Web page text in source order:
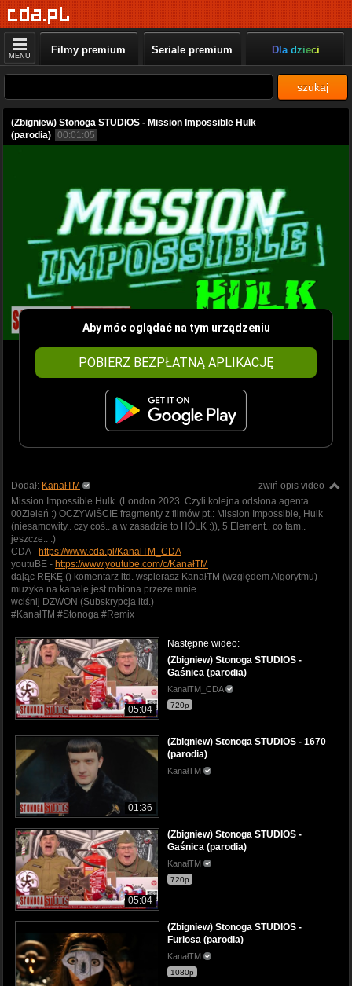
MENU Filmy premium Seriale premium Dla dzieci
szukaj
(Zbigniew) Stonoga STUDIOS - Mission Impossible Hulk
(parodia) 00:01:05
Aby móc oglądać na tym urządzeniu
POBIERZ BEZPŁATNĄ APLIKACJĘ
zwiń opis video
Dodał: KanałTM
Mission Impossible Hulk. (London 2023. Czyli kolejna odsłona agenta
00Zieleń :) OCZYWIŚCIE fragmenty z filmów pt.: Mission Impossible, Hulk
(niesamowity.. czy coś.. a w zasadzie to HÓLK :)), 5 Element.. co tam..
jeszcze.. :)
CDA - https://www.cda.pl/KanalTM_CDA
youtuBE - https://www.youtube.com/c/KanałTM
dając RĘKĘ () komentarz itd. wspierasz KanałTM (względem Algorytmu)
muzyka na kanale jest robiona przeze mnie
wciśnij DZWON (Subskrypcja itd.)
#KanałTM #Stonoga #Remix
05:04
Następne wideo:
(Zbigniew) Stonoga STUDIOS -
Gaśnica (parodia)
KanalTM_CDA
720p
01:36
(Zbigniew) Stonoga STUDIOS - 1670
(parodia)
KanałTM
05:04
(Zbigniew) Stonoga STUDIOS -
Gaśnica (parodia)
KanałTM
720p
(Zbigniew) Stonoga STUDIOS -
Furiosa (parodia)
KanałTM
1080p